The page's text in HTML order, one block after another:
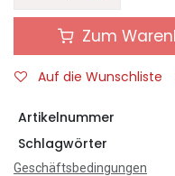
Zum
Auf die Wunschliste
Artikelnummer
Schlagwörter
Geschäftsbedingungen